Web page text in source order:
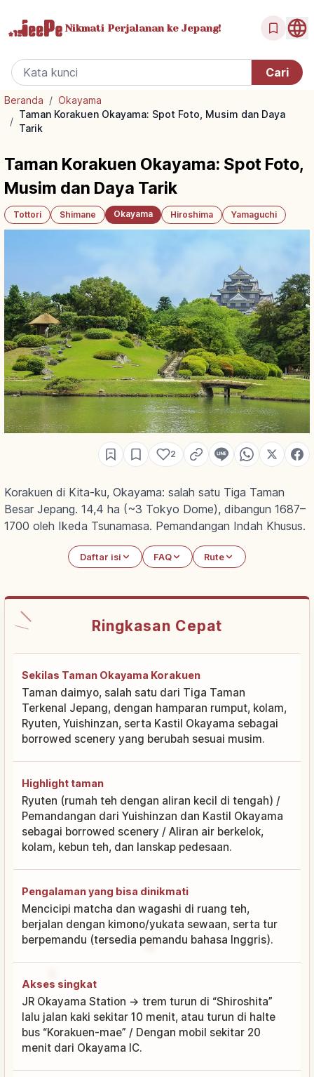
Nikmati Perjalanan ke Jepang!
Beranda / Okayama
/
Taman Korakuen Okayama: Spot Foto, Musim dan Daya
Tarik
Taman Korakuen Okayama: Spot Foto,
Musim dan Daya Tarik
Tottori Shimane Okayama Hiroshima Yamaguchi
2
Korakuen di Kita-ku, Okayama: salah satu Tiga Taman
Besar Jepang. 14,4 ha (~3 Tokyo Dome), dibangun 1687–
1700 oleh Ikeda Tsunamasa. Pemandangan Indah Khusus.
Daftar isi FAQ Rute
Ringkasan Cepat
Sekilas Taman Okayama Korakuen
Taman daimyo, salah satu dari Tiga Taman
Terkenal Jepang, dengan hamparan rumput, kolam,
Ryuten, Yuishinzan, serta Kastil Okayama sebagai
borrowed scenery yang berubah sesuai musim.
Highlight taman
Ryuten (rumah teh dengan aliran kecil di tengah) /
Pemandangan dari Yuishinzan dan Kastil Okayama
sebagai borrowed scenery / Aliran air berkelok,
kolam, kebun teh, dan lanskap pedesaan.
Pengalaman yang bisa dinikmati
Mencicipi matcha dan wagashi di ruang teh,
berjalan dengan kimono/yukata sewaan, serta tur
berpemandu (tersedia pemandu bahasa Inggris).
Akses singkat
JR Okayama Station → trem turun di “Shiroshita”
lalu jalan kaki sekitar 10 menit, atau turun di halte
bus “Korakuen-mae” / Dengan mobil sekitar 20
menit dari Okayama IC.